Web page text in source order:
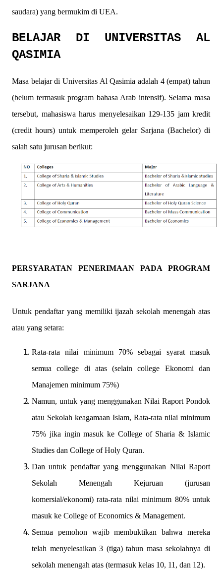
saudara) yang bermukim di UEA.
BELAJAR DI UNIVERSITAS AL
QASIMIA
Masa belajar di Universitas Al Qasimia adalah 4 (empat) tahun
(belum termasuk program bahasa Arab intensif). Selama masa
tersebut, mahasiswa harus menyelesaikan 129-135 jam kredit
(credit hours) untuk memperoleh gelar Sarjana (Bachelor) di
salah satu jurusan berikut:
PERSYARATAN PENERIMAAN PADA PROGRAM
SARJANA
Untuk pendaftar yang memiliki ijazah sekolah menengah atas
atau yang setara:
Rata-rata nilai minimum 70% sebagai syarat masuk
semua college di atas (selain college Ekonomi dan
Manajemen minimum 75%)
Namun, untuk yang menggunakan Nilai Raport Pondok
atau Sekolah keagamaan Islam, Rata-rata nilai minimum
75% jika ingin masuk ke College of Sharia & Islamic
Studies dan College of Holy Quran.
Dan untuk pendaftar yang menggunakan Nilai Raport
Sekolah Menengah Kejuruan (jurusan
komersial/ekonomi) rata-rata nilai minimum 80% untuk
masuk ke College of Economics & Management.
Semua pemohon wajib membuktikan bahwa mereka
telah menyelesaikan 3 (tiga) tahun masa sekolahnya di
sekolah menengah atas (termasuk kelas 10, 11, dan 12).